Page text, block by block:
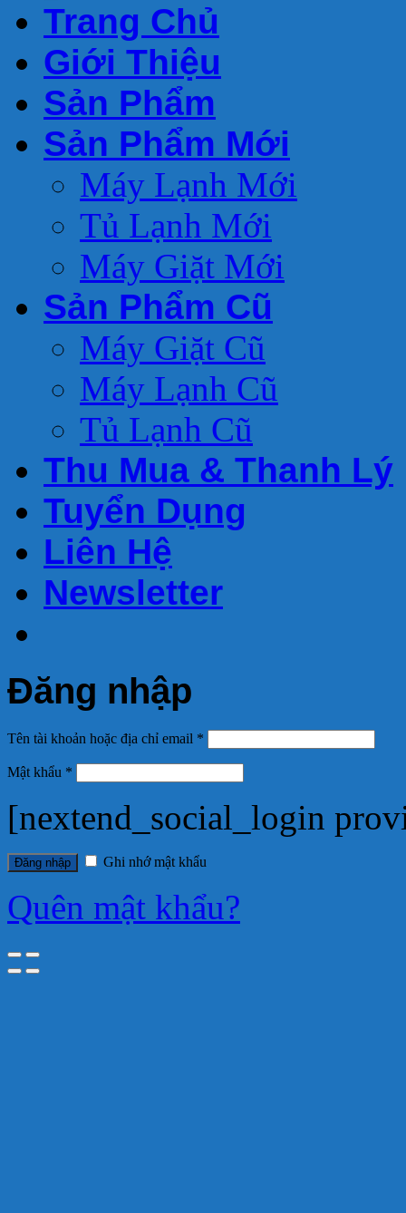
Trang Chủ
Giới Thiệu
Sản Phẩm
Sản Phẩm Mới
Máy Lạnh Mới
Tủ Lạnh Mới
Máy Giặt Mới
Sản Phẩm Cũ
Máy Giặt Cũ
Máy Lạnh Cũ
Tủ Lạnh Cũ
Thu Mua & Thanh Lý
Tuyển Dụng
Liên Hệ
Newsletter
Đăng nhập
Tên tài khoản hoặc địa chỉ email *
Mật khẩu *
[nextend_social_login
Đăng nhập Ghi nhớ mật khẩu
Quên mật khẩu?